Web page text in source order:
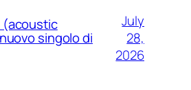
(acoustic
singolo di
July
28,
2026